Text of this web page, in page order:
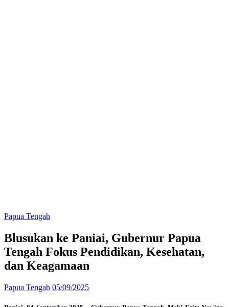
Papua Tengah
Blusukan ke Paniai, Gubernur Papua
Tengah Fokus Pendidikan, Kesehatan,
dan Keagamaan
Papua Tengah 05/09/2025